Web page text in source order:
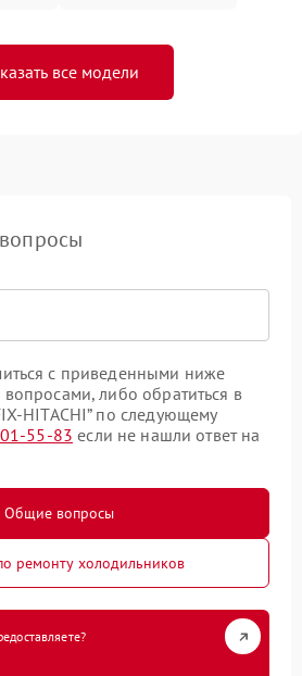
все модели
с приведенными ниже
либо обратиться в
HITACHI” по следующему
55-83 если не нашли ответ на
Общие вопросы
ремонту холодильников